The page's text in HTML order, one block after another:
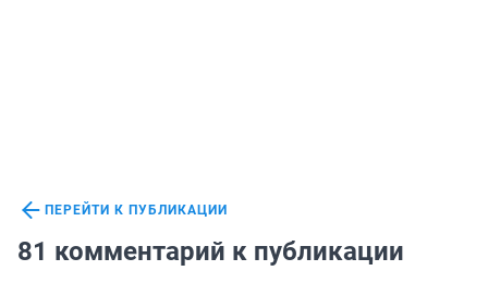
ПЕРЕЙТИ К ПУБЛИКАЦИИ
81 комментарий к публикации